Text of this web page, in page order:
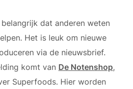
dat anderen weten
Het is leuk om nieuwe
via de nieuwsbrief.
komt van De Notenshop,
Superfoods. Hier worden